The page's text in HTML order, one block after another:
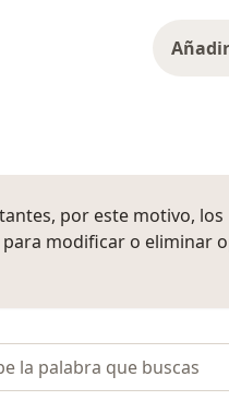
por este motivo, los
modificar o eliminar
opiniones